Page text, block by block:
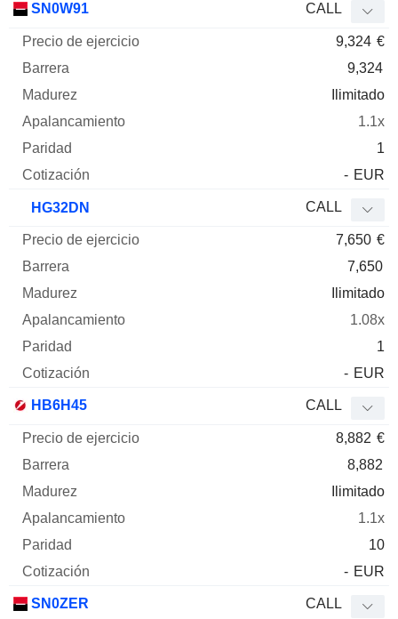
SN0W91 CALL
9,324 €
9,324
Ilimitado
1.1x
1
- EUR
HG32DN CALL
7,650 €
7,650
Ilimitado
1.08x
1
- EUR
HB6H45 CALL
8,882 €
8,882
Ilimitado
1.1x
10
- EUR
SN0ZER CALL